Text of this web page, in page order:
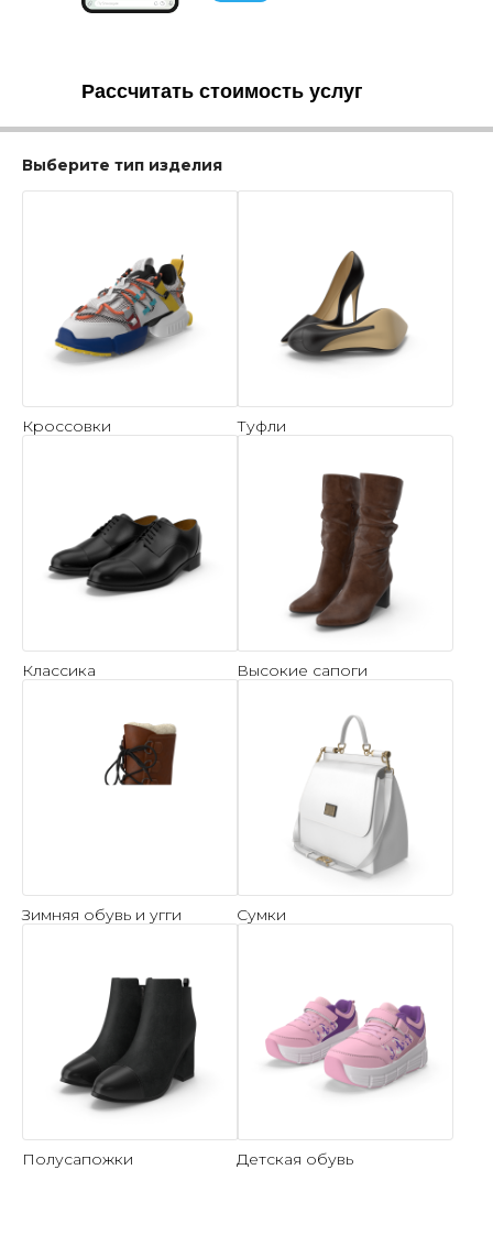
Рассчитать стоимость услуг
Выберите тип изделия
Кроссовки Туфли
Классика Высокие сапоги
Зимняя обувь и угги Сумки
Полусапожки Детская обувь